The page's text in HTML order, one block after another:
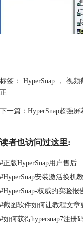
[/align] 视频截图软件
图、固定区域截图、重复
各种快捷键进行操作。如
圆角、椭圆形等形状。
标签： HyperSnap ， 视频
正
下一篇： HyperSnap超强
读者也访问过这里:
#正版HyperSnap用户售后
#HyperSnap安装激活换机
#HyperSnap-权威的实验报
#截图软件如何让教程文章
#如何获得hypersnap7注册